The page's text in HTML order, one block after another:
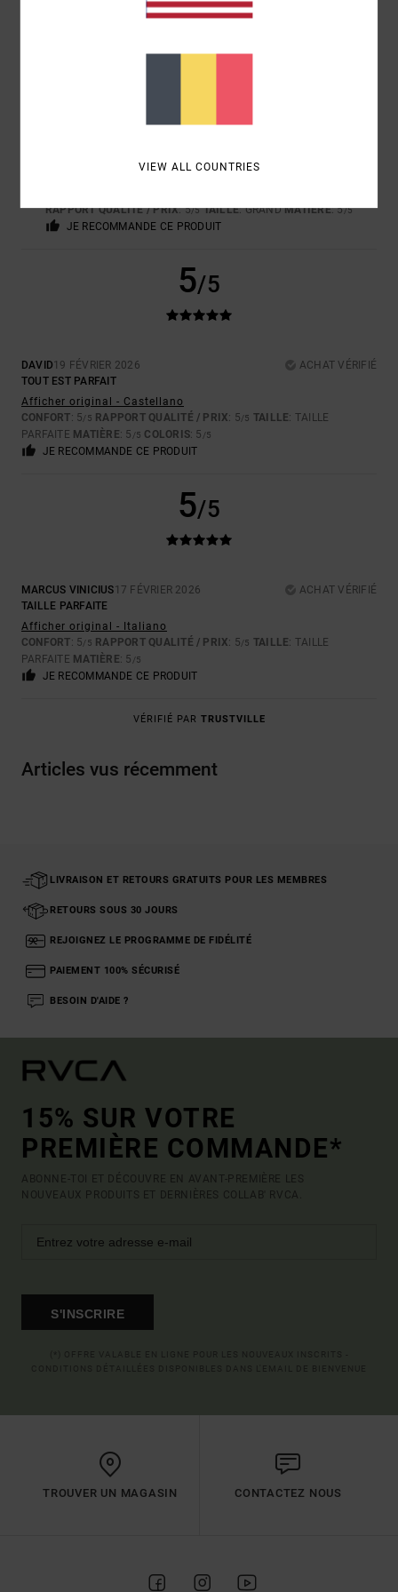
RAPPORT QUALITÉ / PRIX: 5/5 TAILLE: GRANDMATIÈRE: 5/5
JE RECOMMANDE CE PRODUIT
5/5
DAVID19 FÉVRIER 2026
ACHAT VÉRIFIÉ
TOUT EST PARFAIT
Afficher original - Castellano
CONFORT: 5/5 RAPPORT QUALITÉ / PRIX: 5/5 TAILLE: TAILLE
PARFAITE MATIÈRE: 5 /5 COLORIS: 5 /5
JE RECOMMANDE CE PRODUIT
5/5
MARCUS VINICIUS17 FÉVRIER 2026
ACHAT VÉRIFIÉ
TAILLE PARFAITE
Afficher original - Italiano
CONFORT: 5/5 RAPPORT QUALITÉ / PRIX: 5/5 TAILLE: TAILLE
PARFAITE MATIÈRE: 5 /5
JE RECOMMANDE CE PRODUIT
VÉRIFIÉ PAR TRUSTVILLE
Articles vus récemment
LIVRAISON ET RETOURS GRATUITS POUR LES MEMBRES
RETOURS SOUS 30 JOURS
REJOIGNEZ LE PROGRAMME DE FIDÉLITÉ
PAIEMENT 100% SÉCURISÉ
BESOIN D'AIDE ?
15% SUR VOTRE
PREMIÈRE COMMANDE*
ABONNE-TOI ET DÉCOUVRE EN AVANT-PREMIÈRE LES
NOUVEAUX PRODUITS ET DERNIÈRES COLLAB' RVCA.
S'INSCRIRE
TROUVER UN MAGASIN CONTACTEZ NOUS
VIEW ALL COUNTRIES